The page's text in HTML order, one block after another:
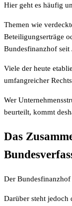
Hier geht es häufig
Themen wie
Beteiligungserträge
Bundesfinanzhof seit
Viele der heute
umfangreicher
Wer
beurteilt, kommt
Das
Der Bundesfinanzhof
Darüber steht jedoch